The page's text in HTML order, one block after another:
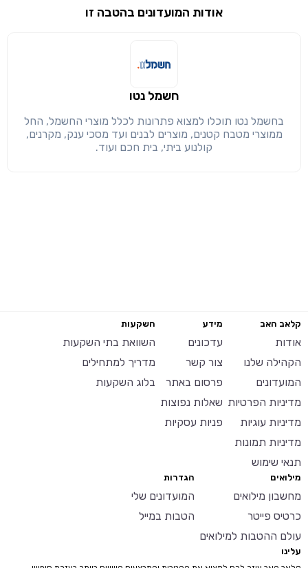
אודות המועדונים בהטבה זו
חשמל נטו
בחשמל נטו תוכלו למצוא פתרונות לכלל מוצרי החשמל, החל
ממוצרי מטבח קטנים, מוצרים לבנים ועד מסכי ענק, מקרנים,
קולנוע ביתי, בית חכם ועוד.
קלאב האב
אודות
הקהילה שלנו
המועדונים
מדיניות הפרטיות
מדיניות עוגיות
מדיניות תמונות
תנאי שימוש
מידע
עדכונים
צור קשר
פרסום באתר
שאלות נפוצות
פניות עסקיות
השקעות
השוואת בתי השקעות
מדריך למתחילים
בלוג השקעות
מילואים
מחשבון מילואים
כרטיס פייטר
עולם ההטבות למילואים
הגדרות
המועדונים שלי
הטבות במייל
עלינו